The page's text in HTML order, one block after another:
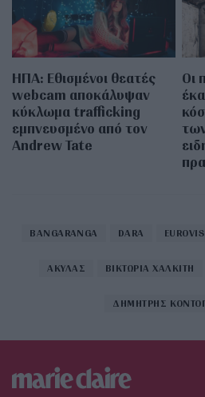
ΗΠΑ: Εθισμένοι θεατές
webcam αποκάλυψαν
κύκλωμα trafficking
εμπνευσμένο από τον
Andrew Tate
Οι
BANGARANGA DARA
ΑΚΥΛΑΣ ΒΙΚΤΩΡΙΑ ΧΑΛΚΙΤΗ
ΔΗΜΗΤΡΗΣ